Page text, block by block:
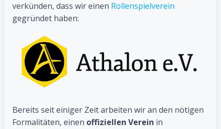
verkünden, dass wir einen Rollenspielverein
gegründet haben:
Bereits seit einiger Zeit arbeiten wir an den nötigen
Formalitäten, einen offiziellen Verein in